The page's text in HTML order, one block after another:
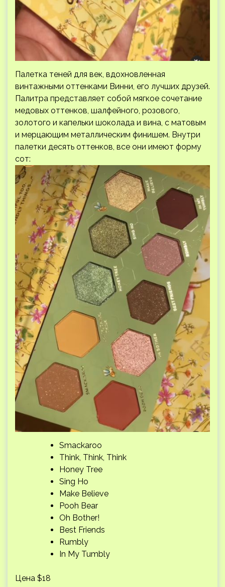
Палетка теней для век, вдохновленная
винтажными оттенками Винни, его лучших друзей.
Палитра представляет собой мягкое сочетание
медовых оттенков, шалфейного, розового,
золотого и капельки шоколада и вина, с матовым
и мерцающим металлическим финишем. Внутри
палетки десять оттенков, все они имеют форму
сот:
Smackaroo
Think, Think, Think
Honey Tree
Sing Ho
Make Believe
Pooh Bear
Oh Bother!
Best Friends
Rumbly
In My Tumbly
Цена $18